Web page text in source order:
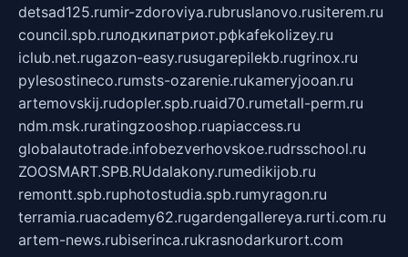
detsad125.rumir-zdoroviya.rubruslanovo.rusiterem.ru
council.spb.ruлодкипатриот.рфkafekolizey.ru
iclub.net.rugazon-easy.rusugarepilekb.rugrinox.ru
pylesostineco.rumsts-ozarenie.rukameryjooan.ru
artemovskij.rudopler.spb.ruaid70.rumetall-perm.ru
ndm.msk.ruratingzooshop.ruapiaccess.ru
globalautotrade.infobezverhovskoe.rudrsschool.ru
ZOOSMART.SPB.RUdalakony.rumedikijob.ru
remontt.spb.ruphotostudia.spb.rumyragon.ru
terramia.ruacademy62.rugardengallereya.rurti.com.ru
artem-news.rubiserinca.rukrasnodarkurort.com